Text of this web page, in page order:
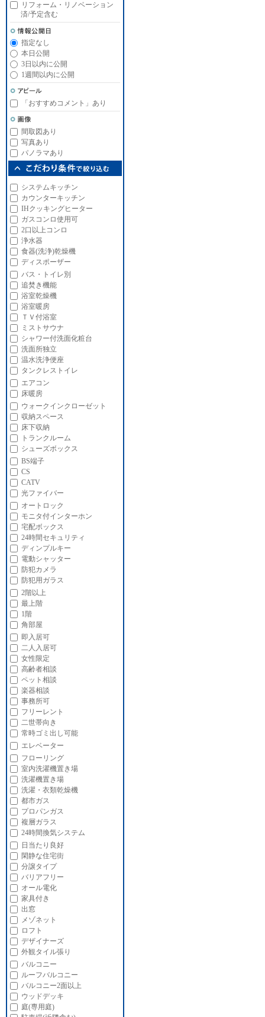
リフォーム・リノベーション
済/予定含む
指定なし
本日公開
3日以内に公開
1週間以内に公開
「おすすめコメント」あり
間取図あり
写真あり
パノラマあり
システムキッチン
カウンターキッチン
IHクッキングヒーター
ガスコンロ使用可
2口以上コンロ
浄水器
食器(洗浄)乾燥機
ディスポーザー
バス・トイレ別
追焚き機能
浴室乾燥機
浴室暖房
ＴＶ付浴室
ミストサウナ
シャワー付洗面化粧台
洗面所独立
温水洗浄便座
タンクレストイレ
エアコン
床暖房
ウォークインクローゼット
収納スペース
床下収納
トランクルーム
シューズボックス
BS端子
CS
CATV
光ファイバー
オートロック
モニタ付インターホン
宅配ボックス
24時間セキュリティ
ディンプルキー
電動シャッター
防犯カメラ
防犯用ガラス
2階以上
最上階
1階
角部屋
即入居可
二人入居可
女性限定
高齢者相談
ペット相談
楽器相談
事務所可
フリーレント
二世帯向き
常時ゴミ出し可能
エレベーター
フローリング
室内洗濯機置き場
洗濯機置き場
洗濯・衣類乾燥機
都市ガス
プロパンガス
複層ガラス
24時間換気システム
日当たり良好
閑静な住宅街
分譲タイプ
バリアフリー
オール電化
家具付き
出窓
メゾネット
ロフト
デザイナーズ
外観タイル張り
バルコニー
ルーフバルコニー
バルコニー2面以上
ウッドデッキ
庭(専用庭)